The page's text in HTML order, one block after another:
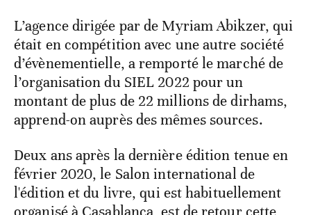
L’agence dirigée par de Myriam Abikzer, qui
était en compétition avec une autre société
d’évènementielle, a remporté le marché de
l’organisation du SIEL 2022 pour un
montant de plus de 22 millions de dirhams,
apprend-on auprès des mêmes sources.
Deux ans après la dernière édition tenue en
février 2020, le Salon international de
l'édition et du livre, qui est habituellement
organisé à Casablanca, est de retour cette